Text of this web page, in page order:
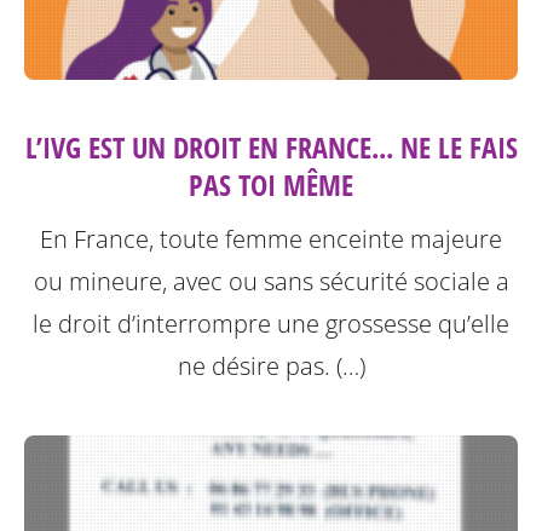
L’IVG EST UN DROIT EN FRANCE... NE LE FAIS
PAS TOI MÊME
En France, toute femme enceinte majeure
ou mineure, avec ou sans sécurité sociale a
le droit d’interrompre une grossesse qu’elle
ne désire pas. (…)